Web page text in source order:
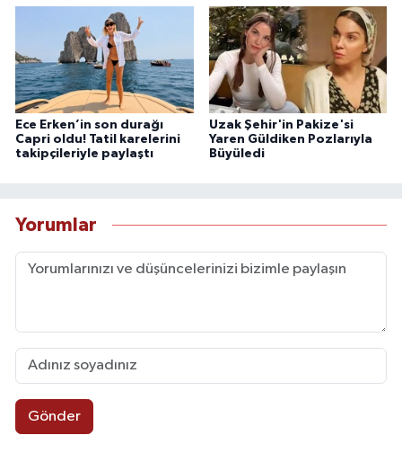
Ece Erken’in son durağı
Capri oldu! Tatil karelerini
takipçileriyle paylaştı
Uzak Şehir'in Pakize'si
Yaren Güldiken Pozlarıyla
Büyüledi
Yorumlar
Gönder